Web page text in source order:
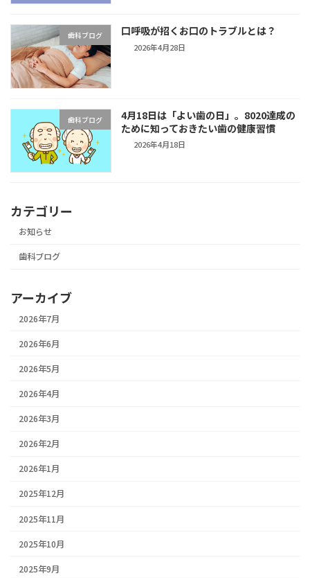
歯科ブログ 口呼吸が招くお口のトラブルとは？
2026年4月28日
歯科ブログ
4月18日は「よい歯の日」。8020達成の
ために知っておきたい歯の健康習慣
2026年4月18日
カテゴリー
お知らせ
歯科ブログ
アーカイブ
2026年7月
2026年6月
2026年5月
2026年4月
2026年3月
2026年2月
2026年1月
2025年12月
2025年11月
2025年10月
2025年9月